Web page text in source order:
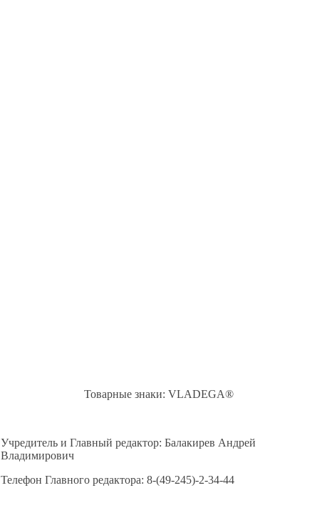
Товарные знаки: VLADEGA®
Учредитель и Главный редактор: Балакирев Андрей
Владимирович
Телефон Главного редактора: 8-(49-245)-2-34-44